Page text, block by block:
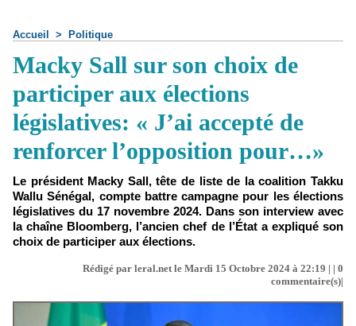
Accueil > Politique
Macky Sall sur son choix de
participer aux élections
législatives: « J’ai accepté de
renforcer l’opposition pour…»
Le président Macky Sall, tête de liste de la coalition Takku
Wallu Sénégal, compte battre campagne pour les élections
législatives du 17 novembre 2024. Dans son interview avec
la chaîne Bloomberg, l’ancien chef de l’État a expliqué son
choix de participer aux élections.
Rédigé par leral.net le Mardi 15 Octobre 2024 à 22:19 | | 0
commentaire(s)|